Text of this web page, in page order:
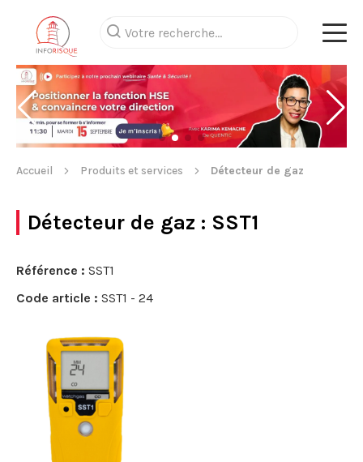
Accueil Produits et services Détecteur de gaz
Détecteur de gaz : SST1
Référence : SST1
Code article : SST1 - 24